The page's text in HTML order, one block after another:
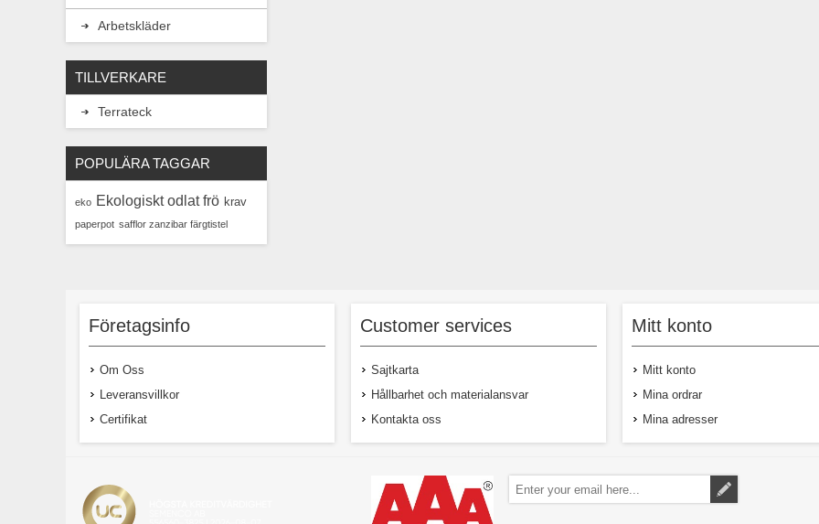
Arbetskläder
TILLVERKARE
Terrateck
POPULÄRA TAGGAR
eko Ekologiskt odlat frö krav
paperpot safflor zanzibar färgtistel
Företagsinfo
Om Oss
Leveransvillkor
Certifikat
Customer services
Sajtkarta
Hållbarhet och materialansvar
Kontakta oss
Mitt konto
Mitt konto
Mina ordrar
Mina adresser